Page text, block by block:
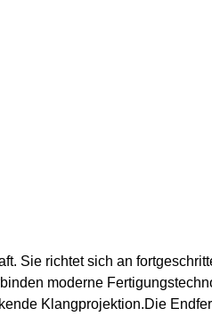
Sie richtet sich an
moderne
Klangprojektion.Die